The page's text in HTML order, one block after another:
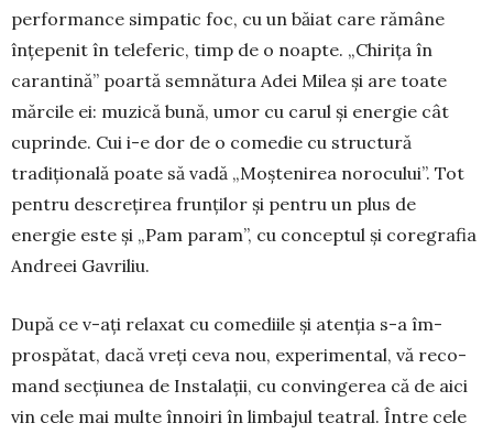
performance simpa­tic foc, cu un băiat care rămâne
înțepenit în tele­feric, timp de o noapte. „Chirița în
carantină” poar­tă sem­nătura Adei Milea și are toate
mărcile ei: mu­zică bună, umor cu carul și ener­gie cât
cuprinde. Cui i-e dor de o comedie cu structură
tradițională poate să vadă „Moștenirea norocului”. Tot
pentru descrețirea frunților și pentru un plus de
energie este și „Pam param”, cu conceptul și core­grafia
Andreei Ga­vriliu.
După ce v-ați relaxat cu co­­mediile și atenția s-a îm­
prospătat, dacă vreți ceva nou, experimental, vă reco­
mand sec­țiunea de Instalații, cu con­vingerea că de aici
vin cele mai multe înnoiri în limbajul teatral. Între cele